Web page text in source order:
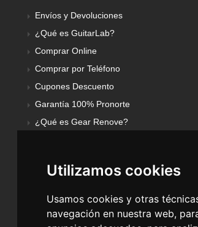
Utilizamos cookies
Usamos cookies y otras
navegación en nuestra web,
Envíos y Devoluciones
¿Qué es GuitarLab?
Comprar Online
Comprar por Teléfono
Cupones Descuento
Garantía 100% Pronorte
¿Qué es Gear Renove?